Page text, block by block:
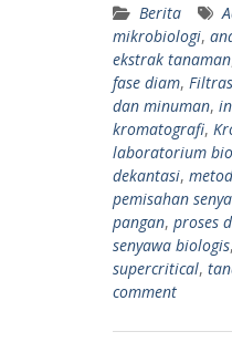
Berita
mikrobiologi,
ekstrak tanaman
fase diam,
dan minuman,
kromatografi,
laboratorium
dekantasi,
pemisahan
pangan, proses
senyawa biologis,
supercritical,
comment